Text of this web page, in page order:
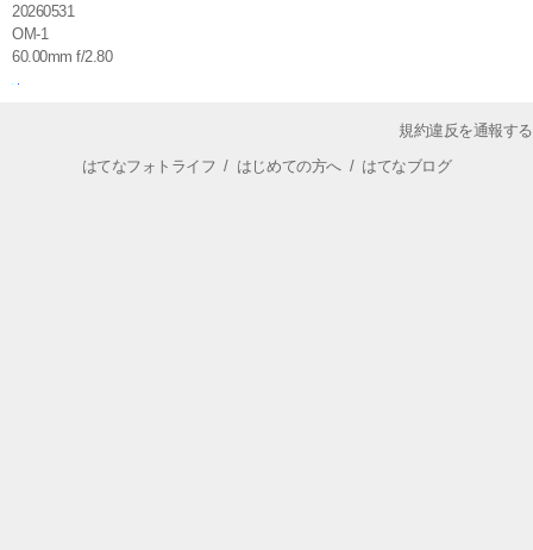
20260531
OM-1
60.00mm f/2.80
規約違反を通報する
はてなフォトライフ / はじめての方へ/ はてなブログ